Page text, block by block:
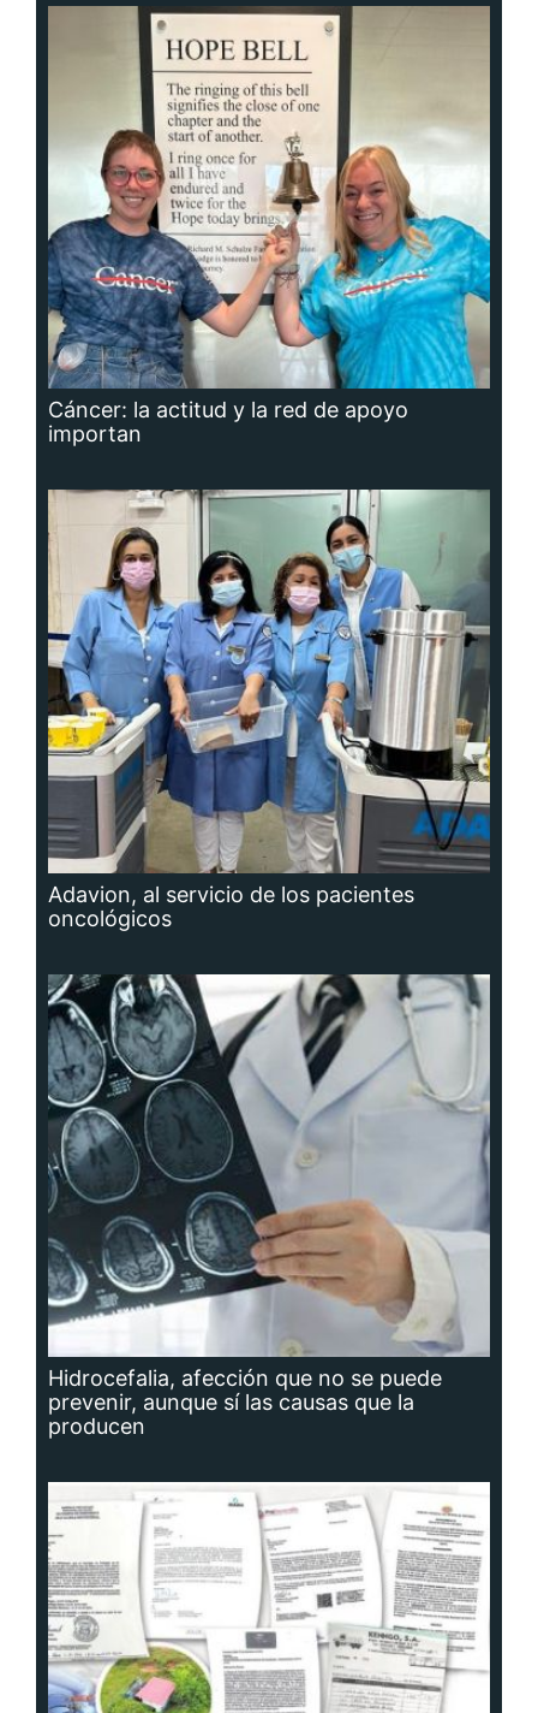
Cáncer: la actitud y la red de apoyo
importan
Adavion, al servicio de los pacientes
oncológicos
Hidrocefalia, afección que no se puede
prevenir, aunque sí las causas que la
producen